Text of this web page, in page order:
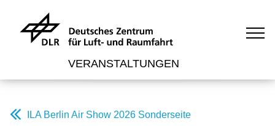
VERANSTALTUNGEN
ILA Berlin Air Show 2026 Sonderseite